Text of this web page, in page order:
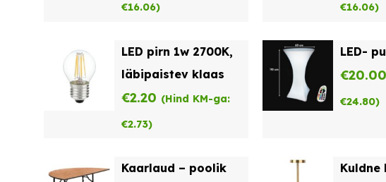
€16.06)
€16.06)
LED pirn 1w 2700K,
läbipaistev klaas
€2.20 (Hind KM-ga:
€2.73)
LED-
€20.00
€24.80)
Kaarlaud – poolik
Kuldne